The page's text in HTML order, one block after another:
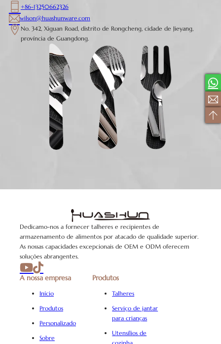
+86-13250662326
wilson@huashunware.com
No. 342, Xiguan Road, distrito de Rongcheng, cidade de Jieyang,
província de Guangdong.
Dedicamo-nos a fornecer talheres e recipientes de
armazenamento de alimentos por atacado de qualidade superior.
As nossas capacidades excepcionais de OEM e ODM oferecem
soluções abrangentes.
A nossa empresa
Início
Produtos
Personalizado
Sobre
Produtos
Talheres
Serviço de jantar
para crianças
Utensílios de